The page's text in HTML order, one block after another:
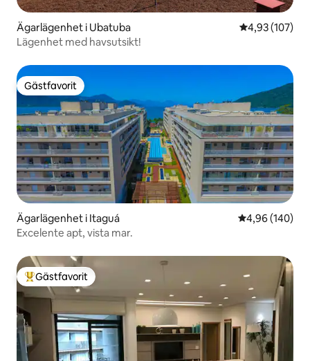
Ägarlägenhet i Ubatuba 4,93 av 5 i
4,93 (107)
Lägenhet med havsutsikt!
Gästfavorit
Gästfavorit
Ägarlägenhet i Itaguá 4,96 av 5 i
4,96 (140)
Excelente apt, vista mar.
Populär gästfavorit
Gästfavorit